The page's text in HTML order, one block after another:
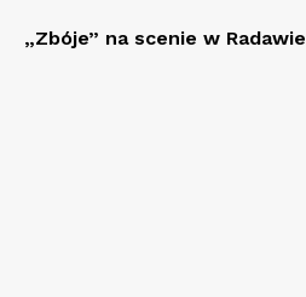
„Zbóje” na scenie w Radawie